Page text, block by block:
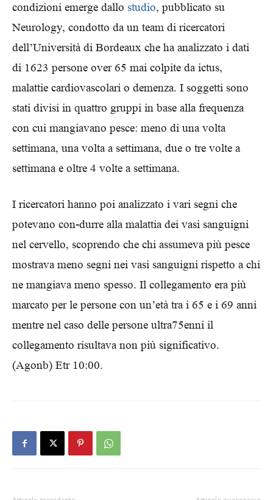
condizioni emerge dallo studio, pubblicato su
Neurology, condotto da un team di ricercatori
dell’Università di Bordeaux che ha analizzato i dati
di 1623 persone over 65 mai colpite da ictus,
malattie cardiovascolari o demenza. I soggetti sono
stati divisi in quattro gruppi in base alla frequenza
con cui mangiavano pesce: meno di una volta
settimana, una volta a settimana, due o tre volte a
settimana e oltre 4 volte a settimana.
I ricercatori hanno poi analizzato i vari segni che
potevano con-durre alla malattia dei vasi sanguigni
nel cervello, scoprendo che chi assumeva più pesce
mostrava meno segni nei vasi sanguigni rispetto a chi
ne mangiava meno spesso. Il collegamento era più
marcato per le persone con un’età tra i 65 e i 69 anni
mentre nel caso delle persone ultra75enni il
collegamento risultava non più significativo.
(Agonb) Etr 10:00.